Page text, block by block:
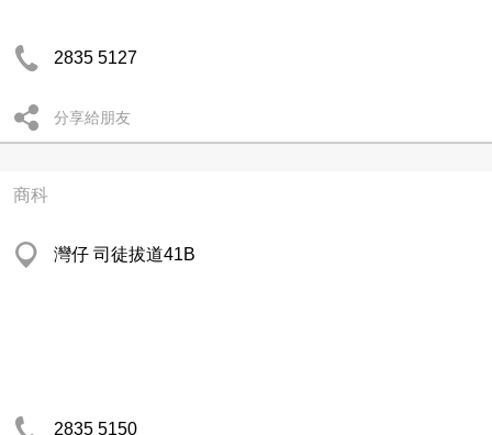
2835 5127
分享給朋友
商科
灣仔 司徒拔道41B
2835 5150